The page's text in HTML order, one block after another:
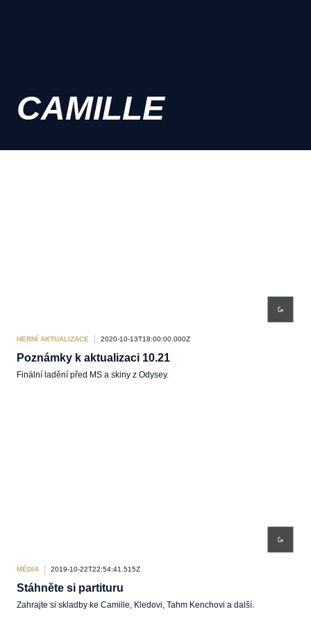
CAMILLE
HERNÍ AKTUALIZACE 2020-10-13T18:00:00.000Z
Poznámky k aktualizaci 10.21
Finální ladění před MS a skiny z Odysey.
MÉDIA 2019-10-22T22:54:41.515Z
Stáhněte si partituru
Zahrajte si skladby ke Camille, Kledovi, Tahm Kenchovi a další.